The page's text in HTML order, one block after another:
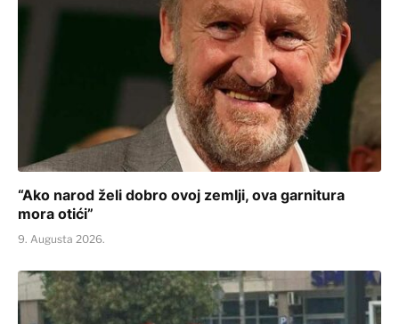
“Ako narod želi dobro ovoj zemlji, ova garnitura
mora otići”
9. Augusta 2026.